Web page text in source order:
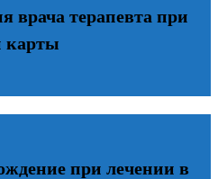
врача терапевта при
карты
при лечении в